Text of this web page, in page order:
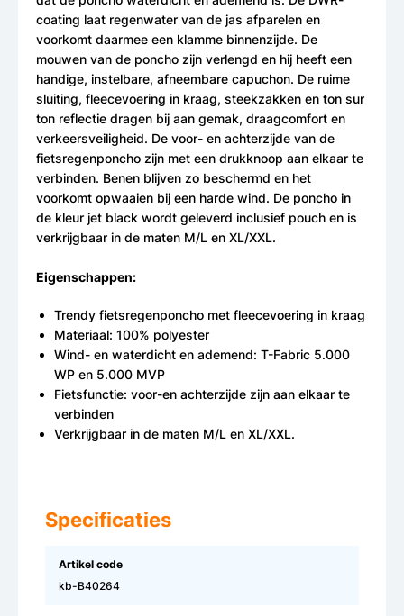
coating laat regenwater van de jas afparelen en
voorkomt daarmee een klamme binnenzijde. De
mouwen van de poncho zijn verlengd en hij heeft een
handige, instelbare, afneembare capuchon. De ruime
sluiting, fleecevoering in kraag, steekzakken en ton sur
ton reflectie dragen bij aan gemak, draagcomfort en
verkeersveiligheid. De voor- en achterzijde van de
fietsregenponcho zijn met een drukknoop aan elkaar te
verbinden. Benen blijven zo beschermd en het
voorkomt opwaaien bij een harde wind. De poncho in
de kleur jet black wordt geleverd inclusief pouch en is
verkrijgbaar in de maten M/L en XL/XXL.
Eigenschappen:
Trendy fietsregenponcho met fleecevoering in kraag
Materiaal: 100% polyester
Wind- en waterdicht en ademend: T-Fabric 5.000
WP en 5.000 MVP
Fietsfunctie: voor-en achterzijde zijn aan elkaar te
verbinden
Verkrijgbaar in de maten M/L en XL/XXL.
Specificaties
Artikel code
kb-B40264